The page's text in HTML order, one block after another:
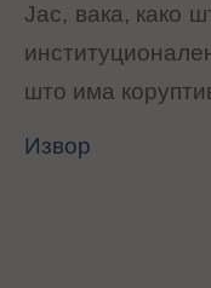
Јас, вака, како
што има
Извор